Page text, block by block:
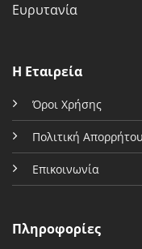
Ευρυτανία
Η Εταιρεία
Όροι Χρήσης
Πολιτική Απορρήτου
Επικοινωνία
Πληροφορίες